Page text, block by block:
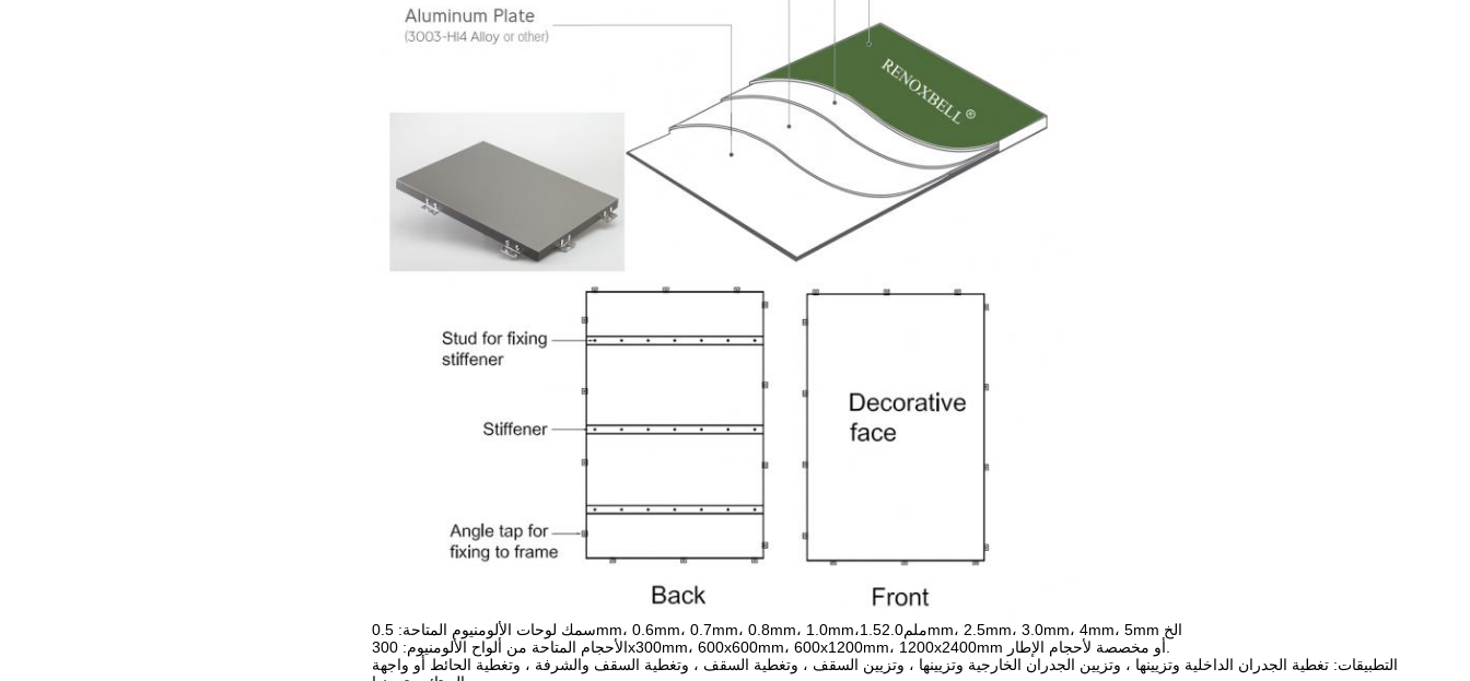
سمك لوحات الألومنيوم المتاحة: 0.5mm، 0.6mm، 0.7mm، 0.8mm، 1.0mm،1.5ملم2.0mm، 2.5mm، 3.0mm، 4mm، 5mm الخ
التطبيقات: تغطية الجدران الداخلية وتزيينها ، وتزيين الجدران الخارجية وتزيينها ، وتزيين السقف ، وتغطية السقف ، وتغطية السقف والشرفة ، وتغطية الحائط أو واجهة